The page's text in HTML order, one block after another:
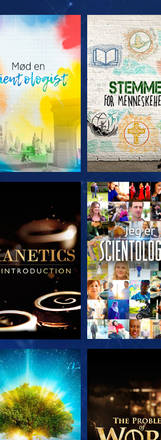
UDFORSK SERIEN UDFORSK
SE